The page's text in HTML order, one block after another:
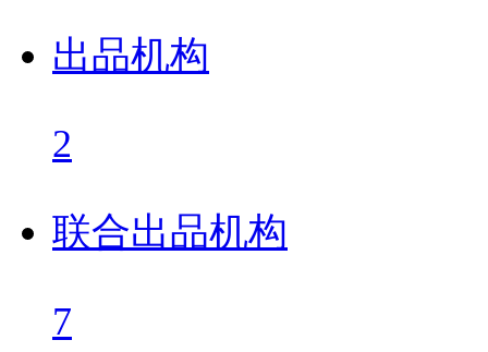
出品机构
2
联合出品机构
7